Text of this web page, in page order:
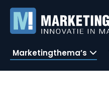
Marketingthema’s